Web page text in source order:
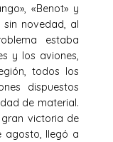
«Benot» y
sin novedad, al
estaba
y los aviones,
todos los
dispuestos
de material.
victoria de
agosto, llegó a